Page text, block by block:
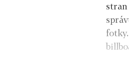
stran